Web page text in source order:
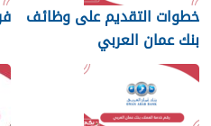
خطوات التقديم على وظائف
بنك عمان العربي